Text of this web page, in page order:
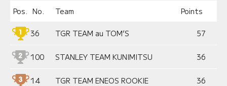
Pos. No. Team Points
36 TGR TEAM au TOM’S 57
100 STANLEY TEAM KUNIMITSU 36
14 TGR TEAM ENEOS ROOKIE 36